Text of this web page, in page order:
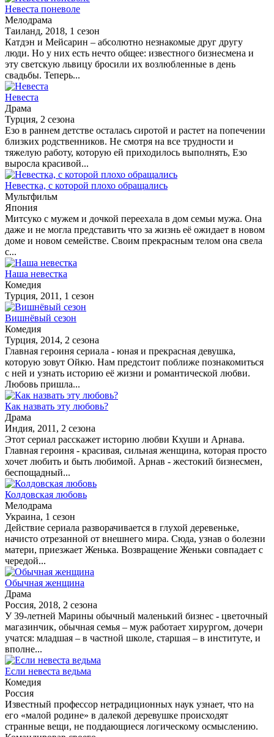
Невеста поневоле
Мелодрама
Таиланд, 2018, 1 сезон
Катдэн и Мейсарин – абсолютно незнакомые друг другу
люди. Но у них есть нечто общее: известного бизнесмена и
эту светскую львицу бросили их возлюбленные в день
свадьбы. Теперь...
Невеста
Драма
Турция, 2 сезона
Езо в раннем детстве осталась сиротой и растет на попечении
близких родственников. Не смотря на все трудности и
тяжелую работу, которую ей приходилось выполнять, Езо
выросла красивой...
Невестка, с которой плохо обращались
Мультфильм
Япония
Митсуко с мужем и дочкой переехала в дом семьи мужа. Она
даже и не могла представить что за жизнь её ожидает в новом
доме и новом семействе. Своим прекрасным телом она свела
с...
Наша невестка
Комедия
Турция, 2011, 1 сезон
Вишнёвый сезон
Комедия
Турция, 2014, 2 сезона
Главная героиня сериала - юная и прекрасная девушка,
которую зовут Ойкю. Нам предстоит поближе познакомиться
с ней и узнать историю её жизни и романтической любви.
Любовь пришла...
Как назвать эту любовь?
Драма
Индия, 2011, 2 сезона
Этот сериал расскажет историю любви Кхуши и Арнава.
Главная героиня - красивая, сильная женщина, которая просто
хочет любить и быть любимой. Арнав - жестокий бизнесмен,
беспощадный...
Колдовская любовь
Мелодрама
Украина, 1 сезон
Действие сериала разворачивается в глухой деревеньке,
начисто отрезанной от внешнего мира. Сюда, узнав о болезни
матери, приезжает Женька. Возвращение Женьки совпадает с
чередой...
Обычная женщина
Драма
Россия, 2018, 2 сезона
У 39-летней Марины обычный маленький бизнес - цветочный
магазинчик, обычная семья – муж работает хирургом, дочери
учатся: младшая – в частной школе, старшая – в институте, и
вполне...
Если невеста ведьма
Комедия
Россия
Известный профессор нетрадиционных наук узнает, что на
его «малой родине» в далекой деревушке происходят
странные вещи, не поддающиеся логическому осмыслению.